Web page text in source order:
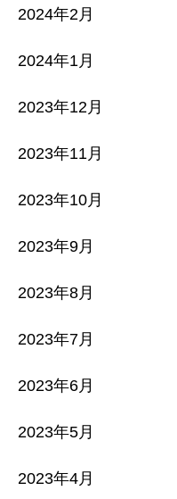
2024年2月
2024年1月
2023年12月
2023年11月
2023年10月
2023年9月
2023年8月
2023年7月
2023年6月
2023年5月
2023年4月